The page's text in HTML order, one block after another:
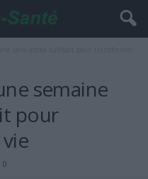
semaine
pour
0